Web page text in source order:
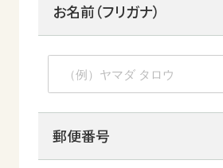
お名前（フリガナ）
郵便番号